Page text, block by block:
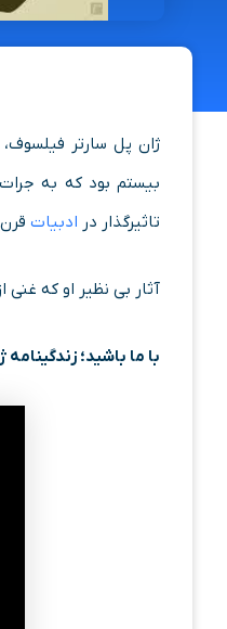
ژان پل سارتر
بیستم بود که به
تاثیرگذار در ادبیات
آثار بی نظیر او که
با ما باشید؛